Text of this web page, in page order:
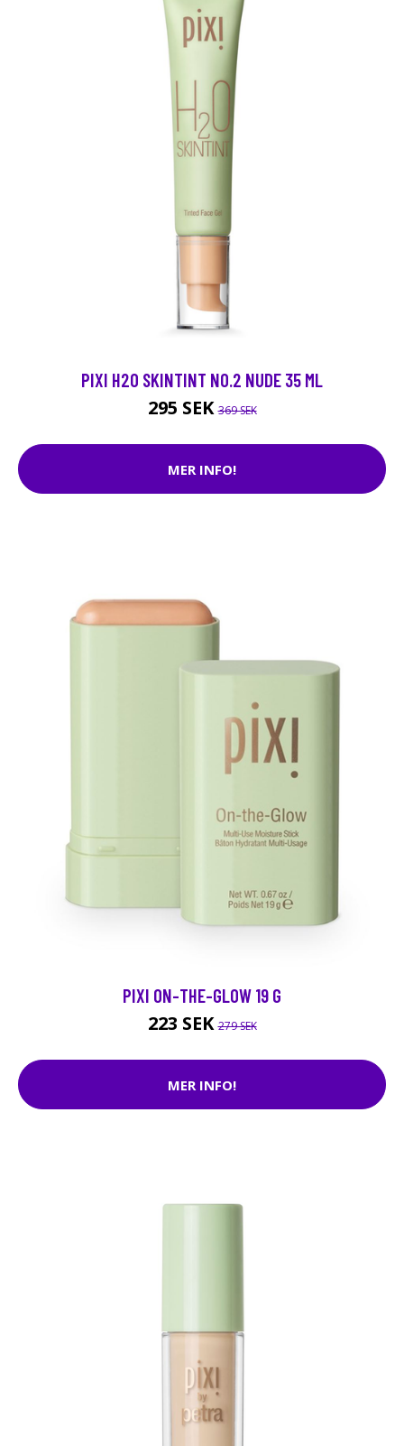
PIXI H2O SKINTINT NO.2 NUDE 35 ML
295 SEK369 SEK
MER INFO!
PIXI ON-THE-GLOW 19 G
223 SEK279 SEK
MER INFO!